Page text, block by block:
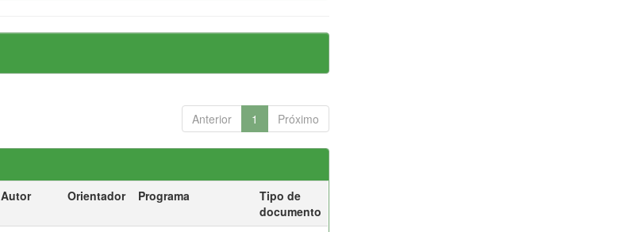
Anterior 1 Próximo
Autor Orientador Programa
Tipo de
documento